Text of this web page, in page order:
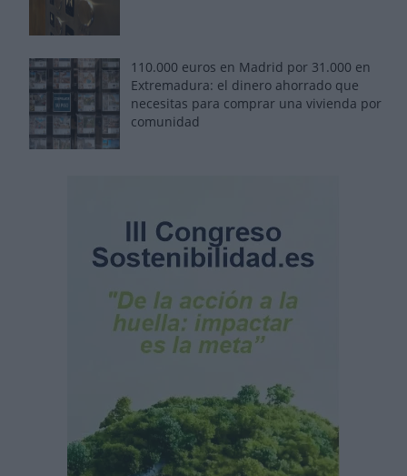
110.000 euros en Madrid por 31.000 en
Extremadura: el dinero ahorrado que
necesitas para comprar una vivienda por
comunidad